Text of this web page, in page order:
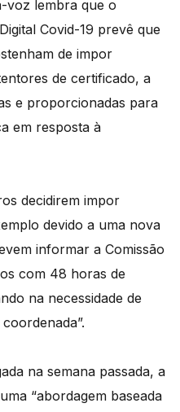
voz lembra que o
Covid-19 prevê que
de impor
de certificado, a
e proporcionadas para
em resposta à
decidirem impor
devido a uma nova
informar a Comissão
com 48 horas de
na necessidade de
na semana passada, a
“abordagem baseada